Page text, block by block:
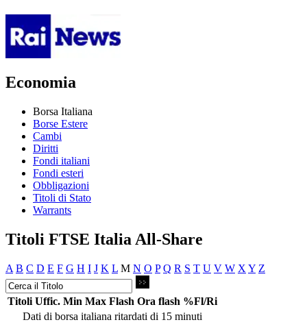
Economia
Borsa Italiana
Borse Estere
Cambi
Diritti
Fondi italiani
Fondi esteri
Obbligazioni
Titoli di Stato
Warrants
Titoli FTSE Italia All-Share
A B C D E F G H I J K L M N O P Q R S T U V W X Y Z
Titoli Uffic. Min Max Flash Ora flash %Fl/Ri
Dati di borsa italiana ritardati di 15 minuti